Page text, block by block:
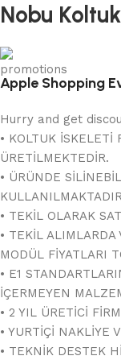
Nobu
Apple Shopping
Hurry and get
• KOLTUK İSKELETİ
ÜRETİLMEKTEDİR.
• ÜRÜNDE
• TEKİL OLARAK
• TEKİL
MODÜL FİYATLARI
• E1
İÇERMEYEN
• 2 YIL ÜRETİCİ
• YURTİÇİ NAKLİYE
• TEKNİK DESTEK